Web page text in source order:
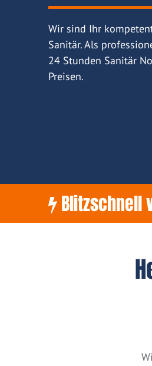
Wir sind Ihr
Sanitär. Als
24 Stunden Sanitär
Preisen.
Blitzschnell